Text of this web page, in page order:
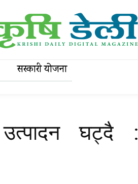
सरकारी याेजना
घट्दै :